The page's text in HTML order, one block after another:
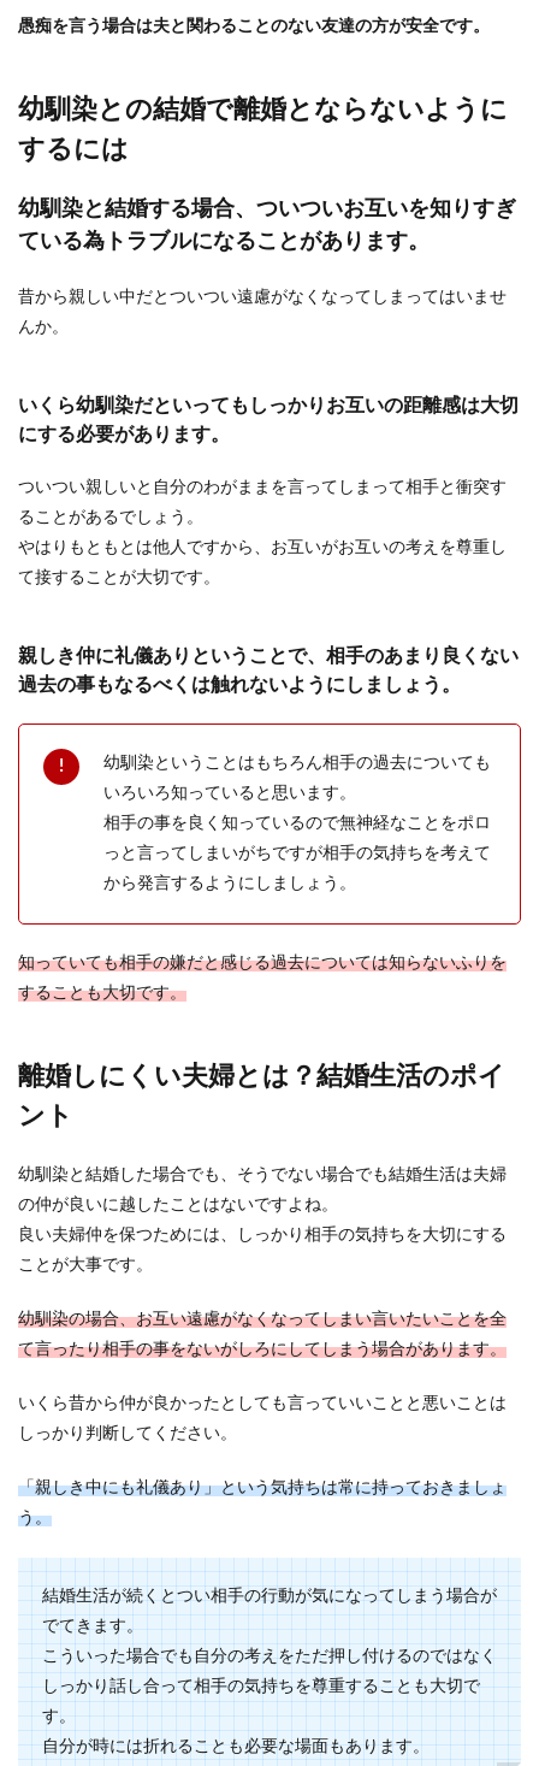
結婚式の出席することになったら、メイクや髪型
愚痴を言う場合は夫と関わることのない友達の方が安全です。
幼馴染との結婚で離婚とならないように
するには
幼馴染と結婚する場合、ついついお互いを知りすぎ
ている為トラブルになることがあります。
昔から親しい中だとついつい遠慮がなくなってしまってはいませ
んか。
いくら幼馴染だといってもしっかりお互いの距離感は大切
にする必要があります。
ついつい親しいと自分のわがままを言ってしまって相手と衝突す
ることがあるでしょう。
やはりもともとは他人ですから、お互いがお互いの考えを尊重し
て接することが大切です。
親しき仲に礼儀ありということで、相手のあまり良くない
過去の事もなるべくは触れないようにしましょう。
幼馴染ということはもちろん相手の過去についても
いろいろ知っていると思います。
相手の事を良く知っているので無神経なことをポロ
っと言ってしまいがちですが相手の気持ちを考えて
から発言するようにしましょう。
知っていても相手の嫌だと感じる過去については知らないふりを
することも大切です。
離婚しにくい夫婦とは？結婚生活のポイ
ント
幼馴染と結婚した場合でも、そうでない場合でも結婚生活は夫婦
の仲が良いに越したことはないですよね。
良い夫婦仲を保つためには、しっかり相手の気持ちを大切にする
ことが大事です。
幼馴染の場合、お互い遠慮がなくなってしまい言いたいことを全
て言ったり相手の事をないがしろにしてしまう場合があります。
いくら昔から仲が良かったとしても言っていいことと悪いことは
しっかり判断してください。
「親しき中にも礼儀あり」という気持ちは常に持っておきましょ
う。
結婚生活が続くとつい相手の行動が気になってしまう場合が
でてきます。
こういった場合でも自分の考えをただ押し付けるのではなく
しっかり話し合って相手の気持ちを尊重することも大切で
す。
自分が時には折れることも必要な場面もあります。